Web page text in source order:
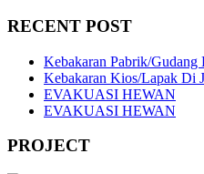
RECENT POST
Kebakaran Pabrik/Gudang
Kebakaran Kios/Lapak Di
EVAKUASI HEWAN
EVAKUASI HEWAN
PROJECT